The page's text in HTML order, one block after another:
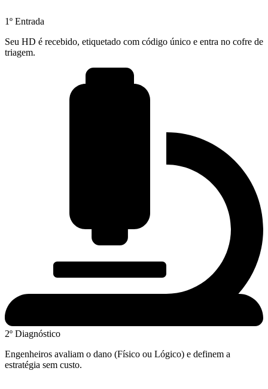
1º Entrada
Seu HD é recebido, etiquetado com código único e entra no cofre de
triagem.
2º Diagnóstico
Engenheiros avaliam o dano (Físico ou Lógico) e definem a
estratégia sem custo.